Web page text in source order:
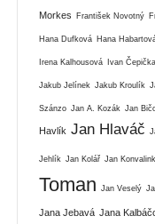
Morkes František Novotný
Hana Dufková Hana
Irena Kalhousová Ivan Čepička
Jakub Jelínek Jakub Kroulík
Szánzo Jan A. Kozák Jan
Havlík Jan Hlaváč
Jehlík Jan Kolář Jan
Toman
Jan Veselý
Jana Jebavá Jana